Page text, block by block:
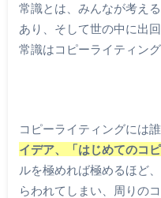
常識とは、みんなが考え
あり、そして世の中に出
常識はコピーライティン
コピーライティングには
イデア、「はじめてのコ
ルを極めれば極めるほど
らわれてしまい、周りの